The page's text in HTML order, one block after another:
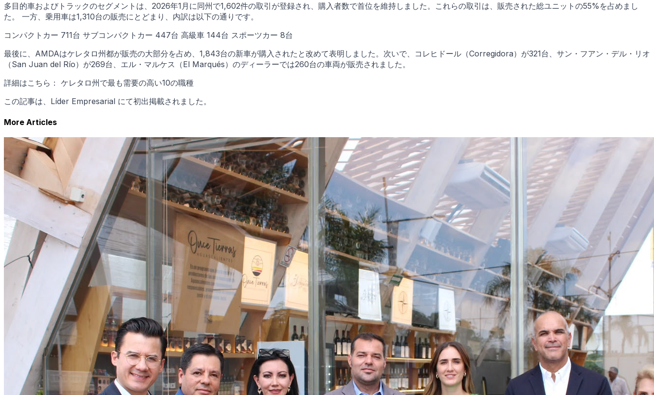
多目的車およびトラックのセグメントは、2026年1月に同州で1,602件の取引が登録され、購入者数で首位を維持しました。これらの取引は、販売された総ユニットの55%を占めまし
た。 一方、乗用車は1,310台の販売にとどまり、内訳は以下の通りです。
コンパクトカー 711台 サブコンパクトカー 447台 高級車 144台 スポーツカー 8台
最後に、AMDAはケレタロ州都が販売の大部分を占め、1,843台の新車が購入されたと改めて表明しました。次いで、コレヒドール（Corregidora）が321台、サン・フアン・デル・リオ
（San Juan del Río）が269台、エル・マルケス（El Marqués）のディーラーでは260台の車両が販売されました。
詳細はこちら： ケレタロ州で最も需要の高い10の職種
この記事は、Líder Empresarial にて初出掲載されました。
More Articles